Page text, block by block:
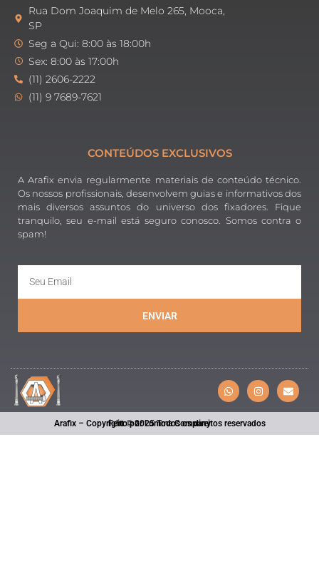
Rua Dom Joaquim de Melo 265, Mooca,
SP
Seg a Qui: 8:00 às 18:00h
Sex: 8:00 às 17:00h
(11) 2606-2222
(11) 9 7689-7621
CONTEÚDOS EXCLUSIVOS
A Arafix envia regularmente materiais de conteúdo técnico.
Os nossos profissionais, desenvolvem guias e informativos dos
mais diversos assuntos do universo dos fixadores. Fique
tranquilo, seu e-mail está seguro conosco. Somos contra o
spam!
ENVIAR
Arafix – Copyright © 2025 Todos os direitos reservados
Feito por Lumma Company